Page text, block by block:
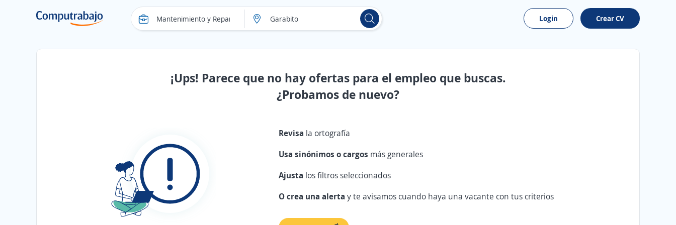
Login Crear CV
¡Ups! Parece que no hay ofertas para el empleo que buscas.
¿Probamos de nuevo?
Revisa la ortografía
Usa sinónimos o cargos más generales
Ajusta los filtros seleccionados
O crea una alertay te avisamos cuando haya una vacante con tus criterios